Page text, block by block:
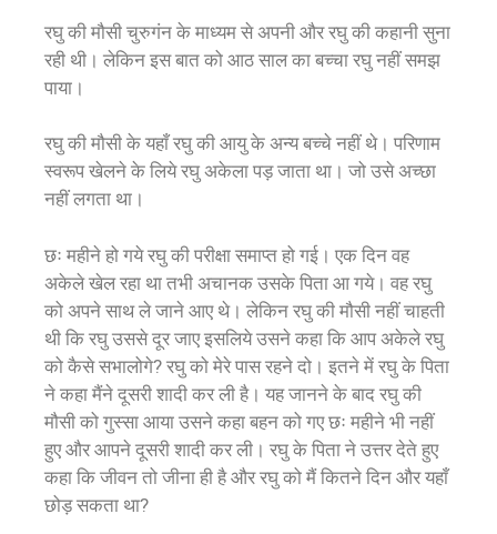
रघु की मौसी चुरुगंन के माध्यम से अपनी और रघु की कहानी सुना
रही थी। लेकिन इस बात को आठ साल का बच्चा रघु नहीं समझ
पाया।
रघु की मौसी के यहाँ रघु की आयु के अन्य बच्चे नहीं थे। परिणाम
स्वरूप खेलने के लिये रघु अकेला पड़ जाता था। जो उसे अच्छा
नहीं लगता था।
छः महीने हो गये रघु की परीक्षा समाप्त हो गई। एक दिन वह
अकेले खेल रहा था तभी अचानक उसके पिता आ गये। वह रघु
को अपने साथ ले जाने आए थे। लेकिन रघु की मौसी नहीं चाहती
थी कि रघु उससे दूर जाए इसलिये उसने कहा कि आप अकेले रघु
को कैसे सभालोगे? रघु को मेरे पास रहने दो। इतने में रघु के पिता
ने कहा मैंने दूसरी शादी कर ली है। यह जानने के बाद रघु की
मौसी को गुस्सा आया उसने कहा बहन को गए छः महीने भी नहीं
हुए और आपने दूसरी शादी कर ली। रघु के पिता ने उत्तर देते हुए
कहा कि जीवन तो जीना ही है और रघु को मैं कितने दिन और यहाँ
छोड़ सकता था?